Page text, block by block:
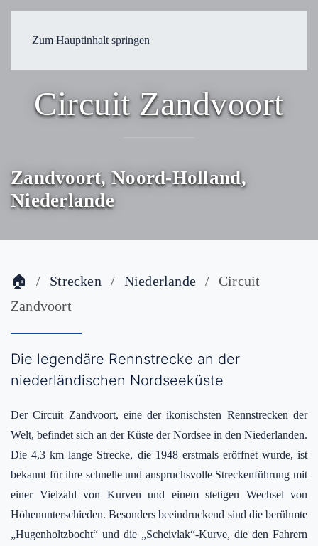
Zum Hauptinhalt springen
Circuit Zandvoort
Zandvoort, Noord-Holland,
Niederlande
🏠 Strecken Niederlande
Circuit
Zandvoort
Die legendäre Rennstrecke an der
niederländischen Nordseeküste
Der Circuit Zandvoort, eine der ikonischsten Rennstrecken der
Welt, befindet sich an der Küste der Nordsee in den Niederlanden.
Die 4,3 km lange Strecke, die 1948 erstmals eröffnet wurde, ist
bekannt für ihre schnelle und anspruchsvolle Streckenführung mit
einer Vielzahl von Kurven und einem stetigen Wechsel von
Höhenunterschieden. Besonders beeindruckend sind die berühmte
„Hugenholtzbocht“ und die „Scheivlak“-Kurve, die den Fahrern